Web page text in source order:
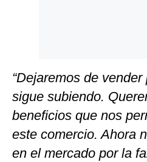
“Dejaremos de
sigue subiendo.
beneficios que nos
este comercio. Ahora
en el mercado por la